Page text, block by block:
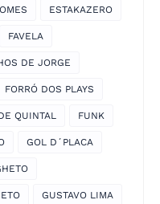
ESTAKAZERO
FAVELA
DE JORGE
FORRÓ DOS PLAYS
QUINTAL FUNK
GOL D´PLACA
GUSTAVO LIMA